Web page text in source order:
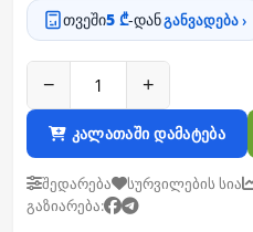
თვეში5 ₾-დანგანვადება ›
− +
კალათაში დამატება
შედარება სურვილების სია
გაზიარება: